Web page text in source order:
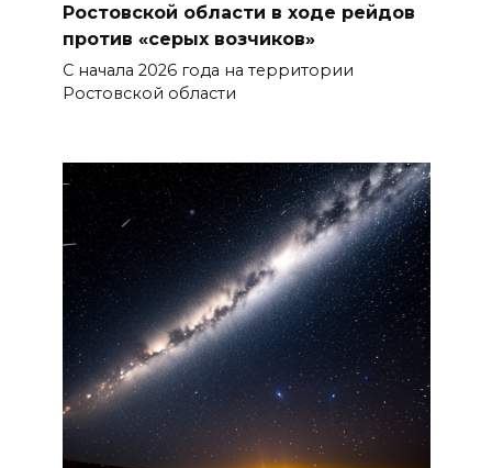
Ростовской области в ходе рейдов
против «серых возчиков»
С начала 2026 года на территории
Ростовской области